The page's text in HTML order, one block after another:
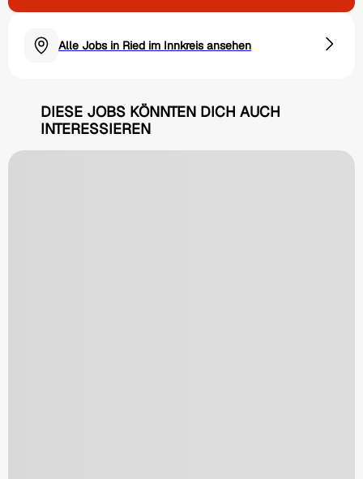
Alle Jobs in Ried im Innkreis ansehen
DIESE JOBS KÖNNTEN DICH AUCH
INTERESSIEREN